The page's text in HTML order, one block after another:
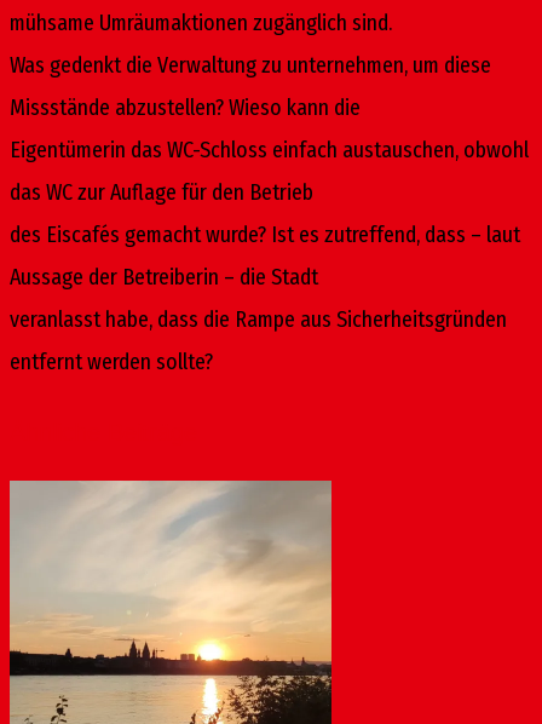
mühsame Umräumaktionen zugänglich sind.
Was gedenkt die Verwaltung zu unternehmen, um diese
Missstände abzustellen? Wieso kann die
Eigentümerin das WC-Schloss einfach austauschen, obwohl
das WC zur Auflage für den Betrieb
des Eiscafés gemacht wurde? Ist es zutreffend, dass – laut
Aussage der Betreiberin – die Stadt
veranlasst habe, dass die Rampe aus Sicherheitsgründen
entfernt werden sollte?